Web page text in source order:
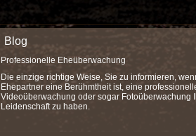
Blog
Professionelle Eheüberwachung
Die einzige richtige Weise, Sie zu informieren,
Ehepartner eine Berühmtheit ist, eine
Videoüberwachung oder sogar Fotoüberwachung
Leidenschaft zu haben.